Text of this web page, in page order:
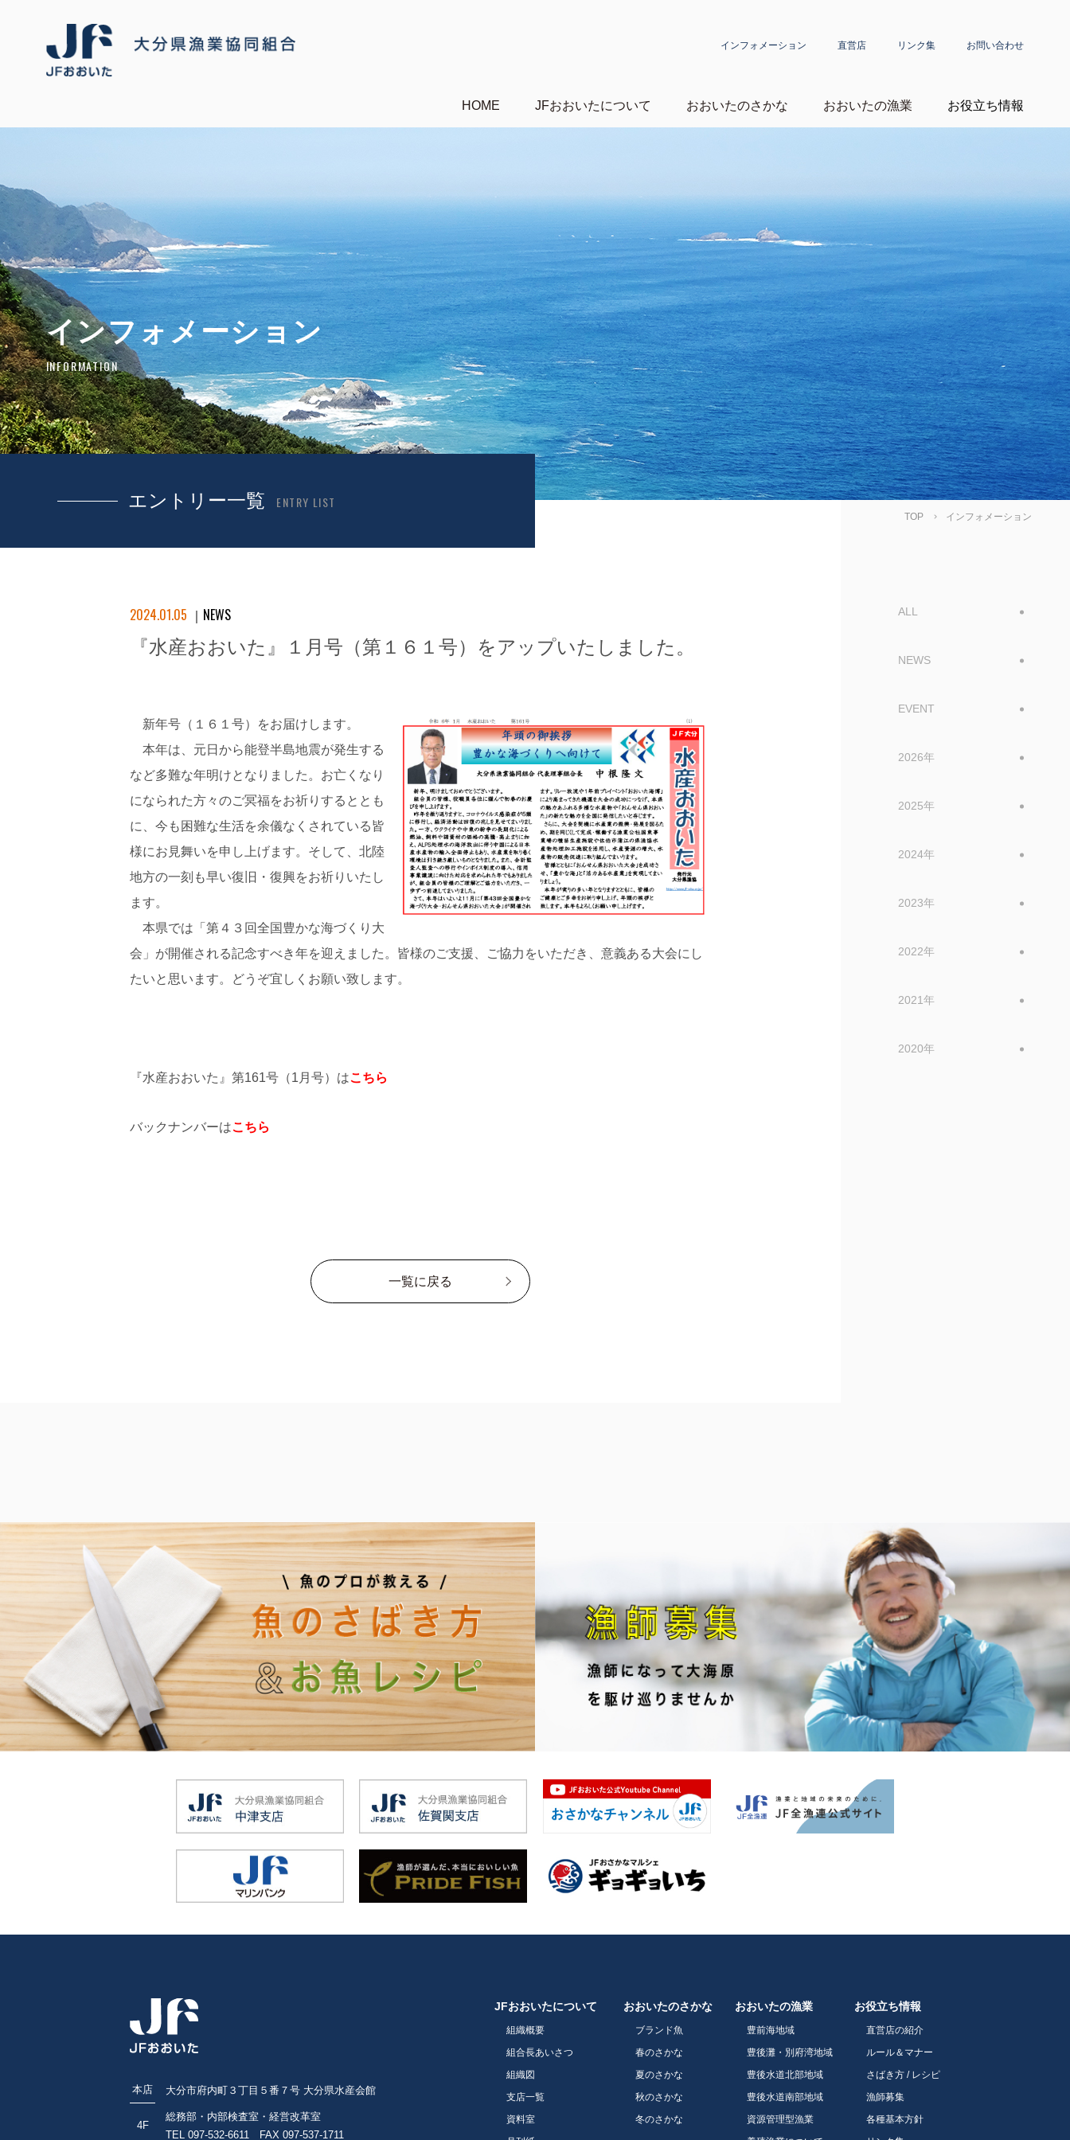
インフォメーション 直営店 リンク集 お問い合わせ
HOME JFおおいたについて おおいたのさかな おおいたの漁業 お役立ち情報
インフォメーション
INFORMATION
エントリー一覧 ENTRY LIST
TOP インフォメーション
2024.01.05 NEWS
『水産おおいた』１月号（第１６１号）をアップいたしました。
新年号（１６１号）をお届けします。
本年は、元日から能登半島地震が発生する
など多難な年明けとなりました。お亡くなり
になられた方々のご冥福をお祈りするととも
に、今も困難な生活を余儀なくされている皆
様にお見舞いを申し上げます。そして、北陸
地方の一刻も早い復旧・復興をお祈りいたし
ます。
本県では「第４３回全国豊かな海づくり大
会」が開催される記念すべき年を迎えました。皆様のご支援、ご協力をいただき、意義ある大会にし
たいと思います。どうぞ宜しくお願い致します。
『水産おおいた』第161号（1月号）はこちら
バックナンバーはこちら
一覧に戻る
ALL
NEWS
EVENT
2026年
2025年
2024年
2023年
2022年
2021年
2020年
本店 大分市府内町３丁目５番７号 大分県水産会館
4F
総務部・内部検査室・経営改革室
TEL 097-532-6611 FAX 097-537-1711
JFおおいたについて
組織概要
組合長あいさつ
組織図
支店一覧
資料室
おおいたのさかな
ブランド魚
春のさかな
夏のさかな
秋のさかな
冬のさかな
おおいたの漁業
豊前海地域
豊後灘・別府湾地域
豊後水道北部地域
豊後水道南部地域
資源管理型漁業
お役立ち情報
直営店の紹介
ルール＆マナー
さばき方 / レシピ
漁師募集
各種基本方針